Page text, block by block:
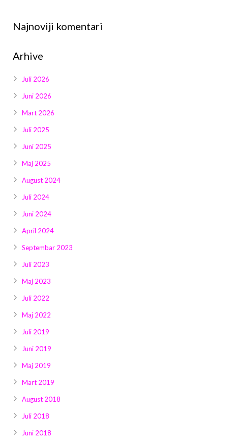
Galerija 2024
Galerija 2025
Najnoviji komentari
Arhive
Juli 2026
Juni 2026
Mart 2026
Juli 2025
Juni 2025
Maj 2025
August 2024
Juli 2024
Juni 2024
April 2024
Septembar 2023
Juli 2023
Maj 2023
Juli 2022
Maj 2022
Juli 2019
Juni 2019
Maj 2019
Mart 2019
August 2018
Juli 2018
Juni 2018